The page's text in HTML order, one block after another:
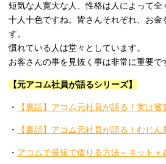
短気な人寛大な人、性格は人によって全
十人十色ですね。皆さんそれぞれ、お
す。
慣れている人は堂々としています。
お客さんの事を見抜く事は非常に重要で
【元アコム社員が語るシリーズ】
・ 【裏話】アコム元社員が語る！実は
・ 【裏話】アコム元社員が語る！むじ
・ アコムで最短で借りる方法～ネット＋